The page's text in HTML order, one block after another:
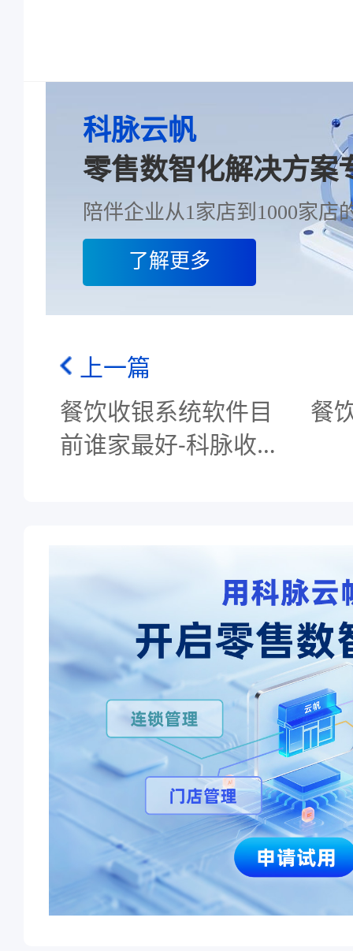
科脉云帆
零售数智化解决方案
陪伴企业从1家店到1000家店
了解更多
上一篇
餐饮收银系统软件目
前谁家最好-科脉收银
餐